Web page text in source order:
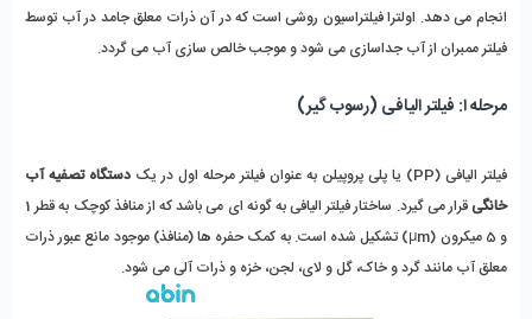
انجام می دهد. اولترا فیلتراسیون روشی است که در آن ذرات معلق جامد در آب توسط
فیلتر ممبران از آب جداسازی می شود و موجب خالص سازی آب می گردد.
مرحله ا: فیلتر الیافی (رسوب گیر)
فیلتر الیافی (PP) یا پلی پروپیلن به عنوان فیلتر مرحله اول در یک
دستگاه تصفیه آب
خانگی
قرار می گیرد. ساختار فیلتر الیافی به گونه ای می باشد که از منافذ کوچک به قطر 1
و 5 میکرون (µm) تشکیل شده است. به کمک حفره ها (منافذ) موجود مانع عبور ذرات
معلق آب مانند گرد و خاک، گل و لای، لجن، خزه و ذرات آلی می شود.